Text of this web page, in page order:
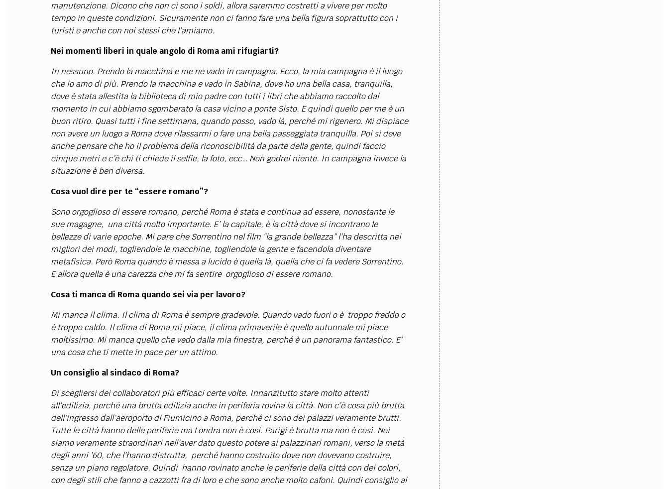
manutenzione. Dicono che non ci sono i soldi, allora saremmo costretti a vivere per molto
tempo in queste condizioni. Sicuramente non ci fanno fare una bella figura soprattutto con i
turisti e anche con noi stessi che l’amiamo.
Nei momenti liberi in quale angolo di Roma ami rifugiarti?
In nessuno. Prendo la macchina e me ne vado in campagna. Ecco, la mia campagna è il luogo
che io amo di più. Prendo la macchina e vado in Sabina, dove ho una bella casa, tranquilla,
dove è stata allestita la biblioteca di mio padre con tutti i libri che abbiamo raccolto dal
momento in cui abbiamo sgomberato la casa vicino a ponte Sisto. E quindi quello per me è un
buon ritiro. Quasi tutti i fine settimana, quando posso, vado là, perché mi rigenero. Mi dispiace
non avere un luogo a Roma dove rilassarmi o fare una bella passeggiata tranquilla. Poi si deve
anche pensare che ho il problema della riconoscibilità da parte della gente, quindi faccio
cinque metri e c’è chi ti chiede il selfie, la foto, ecc… Non godrei niente. In campagna invece la
situazione è ben diversa.
Cosa vuol dire per te “essere romano”?
Sono orgoglioso di essere romano, perché Roma è stata e continua ad essere, nonostante le
sue magagne, una città molto importante. E’ la capitale, è la città dove si incontrano le
bellezze di varie epoche. Mi pare che Sorrentino nel film “la grande bellezza” l’ha descritta nei
migliori dei modi, togliendole le macchine, togliendole la gente e facendola diventare
metafisica. Però Roma quando è messa a lucido è quella là, quella che ci fa vedere Sorrentino.
E allora quella è una carezza che mi fa sentire orgoglioso di essere romano.
Cosa ti manca di Roma quando sei via per lavoro?
Mi manca il clima. Il clima di Roma è sempre gradevole. Quando vado fuori o è troppo freddo o
è troppo caldo. Il clima di Roma mi piace, il clima primaverile è quello autunnale mi piace
moltissimo. Mi manca quello che vedo dalla mia finestra, perché è un panorama fantastico. E’
una cosa che ti mette in pace per un attimo.
Un consiglio al sindaco di Roma?
Di scegliersi dei collaboratori più efficaci certe volte. Innanzitutto stare molto attenti
all’edilizia, perché una brutta edilizia anche in periferia rovina la città. Non c’è cosa più brutta
dell’ingresso dall’aeroporto di Fiumicino a Roma, perché ci sono dei palazzi veramente brutti.
Tutte le città hanno delle periferie ma Londra non è così. Parigi è brutta ma non è così. Noi
siamo veramente straordinari nell’aver dato questo potere ai palazzinari romani, verso la metà
degli anni ’60, che l’hanno distrutta, perché hanno costruito dove non dovevano costruire,
senza un piano regolatore. Quindi hanno rovinato anche le periferie della città con dei colori,
con degli stili che fanno a cazzotti fra di loro e che sono anche molto cafoni. Quindi consiglio al